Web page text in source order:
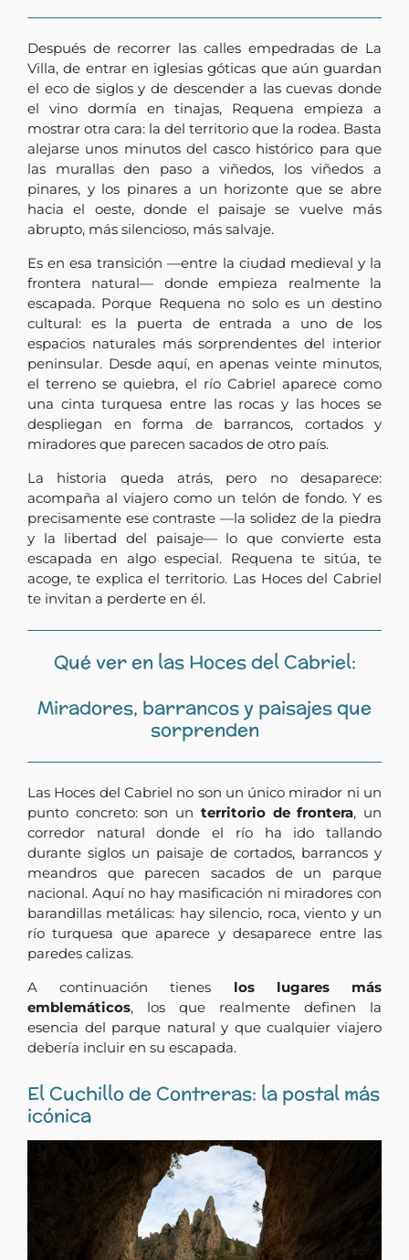
Después de recorrer las calles empedradas de La
Villa, de entrar en iglesias góticas que aún guardan
el eco de siglos y de descender a las cuevas donde
el vino dormía en tinajas, Requena empieza a
mostrar otra cara: la del territorio que la rodea. Basta
alejarse unos minutos del casco histórico para que
las murallas den paso a viñedos, los viñedos a
pinares, y los pinares a un horizonte que se abre
hacia el oeste, donde el paisaje se vuelve más
abrupto, más silencioso, más salvaje.
Es en esa transición —entre la ciudad medieval y la
frontera natural— donde empieza realmente la
escapada. Porque Requena no solo es un destino
cultural: es la puerta de entrada a uno de los
espacios naturales más sorprendentes del interior
peninsular. Desde aquí, en apenas veinte minutos,
el terreno se quiebra, el río Cabriel aparece como
una cinta turquesa entre las rocas y las hoces se
despliegan en forma de barrancos, cortados y
miradores que parecen sacados de otro país.
La historia queda atrás, pero no desaparece:
acompaña al viajero como un telón de fondo. Y es
precisamente ese contraste —la solidez de la piedra
y la libertad del paisaje— lo que convierte esta
escapada en algo especial. Requena te sitúa, te
acoge, te explica el territorio. Las Hoces del Cabriel
te invitan a perderte en él.
Qué ver en las Hoces del Cabriel:
Miradores, barrancos y paisajes que
sorprenden
Las Hoces del Cabriel no son un único mirador ni un
punto concreto: son un territorio de frontera, un
corredor natural donde el río ha ido tallando
durante siglos un paisaje de cortados, barrancos y
meandros que parecen sacados de un parque
nacional. Aquí no hay masificación ni miradores con
barandillas metálicas: hay silencio, roca, viento y un
río turquesa que aparece y desaparece entre las
paredes calizas.
A continuación tienes los lugares más
emblemáticos, los que realmente definen la
esencia del parque natural y que cualquier viajero
debería incluir en su escapada.
El Cuchillo de Contreras: la postal más
icónica